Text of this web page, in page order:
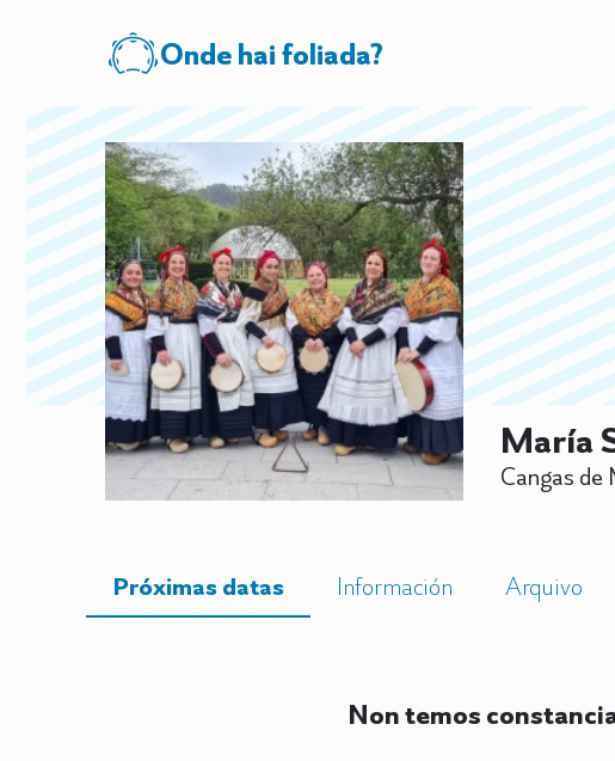
Onde hai foliada?
María
Cangas
Próximas datas Información Arquivo
Non temos